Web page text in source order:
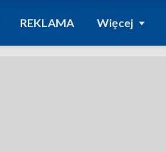
REKLAMA Więcej